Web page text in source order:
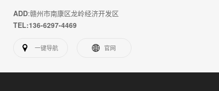
ADD:赣州市南康区龙岭经济开发区
TEL:136-6297-4469
一键导航 官网